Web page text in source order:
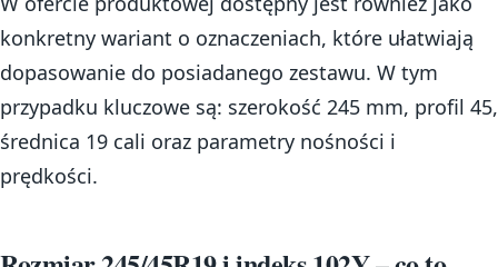
konkretny wariant o oznaczeniach, które ułatwiają
dopasowanie do posiadanego zestawu. W tym
przypadku kluczowe są: szerokość 245 mm, profil 45,
średnica 19 cali oraz parametry nośności i
prędkości.